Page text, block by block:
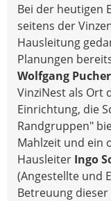
Bei der heutigen
seitens der
Hausleitung
Planungen
Wolfgang Pucher
VinziNest als Ort
Einrichtung, die
Randgruppen"
Mahlzeit und ein
Hausleiter Ingo
(Angestellte und
Betreuung